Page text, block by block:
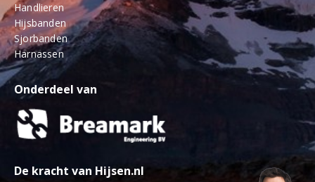
Handlieren
Hijsbanden
Sjorbanden
Harnassen
Onderdeel van
De kracht van Hijsen.nl